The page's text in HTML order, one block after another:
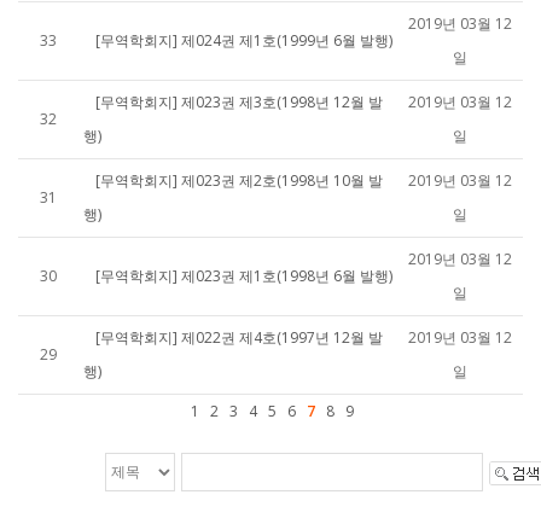
33 [무역학회지] 제024권 제1호(1999년 6월 발행)
2019년 03월 12
일
32
[무역학회지] 제023권 제3호(1998년 12월 발
행)
2019년 03월 12
일
31
[무역학회지] 제023권 제2호(1998년 10월 발
행)
2019년 03월 12
일
30 [무역학회지] 제023권 제1호(1998년 6월 발행)
2019년 03월 12
일
29
[무역학회지] 제022권 제4호(1997년 12월 발
행)
2019년 03월 12
일
1
2 3 4 5 6 7 8 9